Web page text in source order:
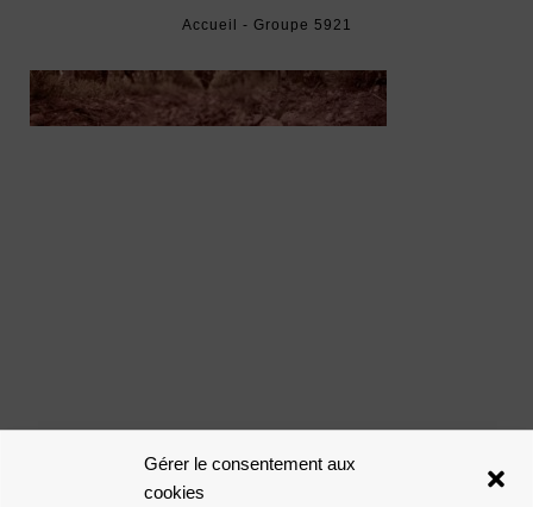
Gérer le consentement aux
cookies
Accueil - Groupe 5921